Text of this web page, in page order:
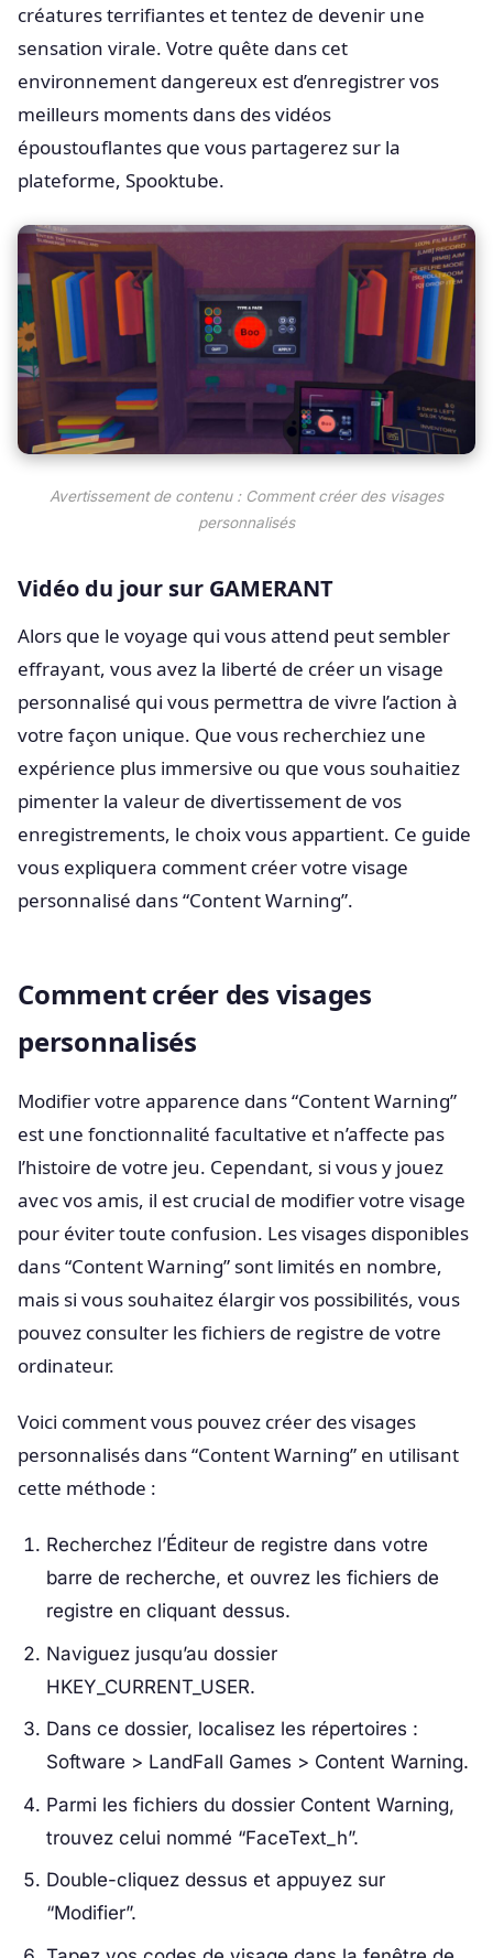
créatures terrifiantes et tentez de devenir une
sensation virale. Votre quête dans cet
environnement dangereux est d’enregistrer vos
meilleurs moments dans des vidéos
époustouflantes que vous partagerez sur la
plateforme, Spooktube.
Avertissement de contenu : Comment créer des visages
personnalisés
Vidéo du jour sur GAMERANT
Alors que le voyage qui vous attend peut sembler
effrayant, vous avez la liberté de créer un visage
personnalisé qui vous permettra de vivre l’action à
votre façon unique. Que vous recherchiez une
expérience plus immersive ou que vous souhaitiez
pimenter la valeur de divertissement de vos
enregistrements, le choix vous appartient. Ce guide
vous expliquera comment créer votre visage
personnalisé dans “Content Warning”.
Comment créer des visages
personnalisés
Modifier votre apparence dans “Content Warning”
est une fonctionnalité facultative et n’affecte pas
l’histoire de votre jeu. Cependant, si vous y jouez
avec vos amis, il est crucial de modifier votre visage
pour éviter toute confusion. Les visages disponibles
dans “Content Warning” sont limités en nombre,
mais si vous souhaitez élargir vos possibilités, vous
pouvez consulter les fichiers de registre de votre
ordinateur.
Voici comment vous pouvez créer des visages
personnalisés dans “Content Warning” en utilisant
cette méthode :
Recherchez l’Éditeur de registre dans votre
barre de recherche, et ouvrez les fichiers de
registre en cliquant dessus.
Naviguez jusqu’au dossier
HKEY_CURRENT_USER.
Dans ce dossier, localisez les répertoires :
Software > LandFall Games > Content Warning.
Parmi les fichiers du dossier Content Warning,
trouvez celui nommé “FaceText_h”.
Double-cliquez dessus et appuyez sur
“Modifier”.